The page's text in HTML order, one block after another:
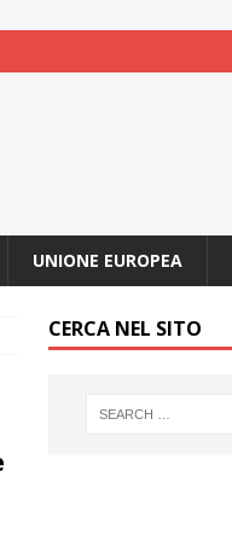
UNIONE EUROPEA
CERCA NEL SITO